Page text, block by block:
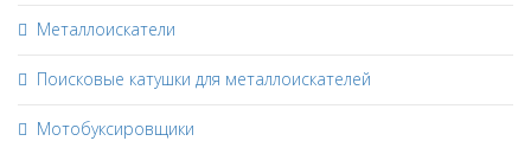
Металлоискатели
Поисковые катушки для металлоискателей
Мотобуксировщики